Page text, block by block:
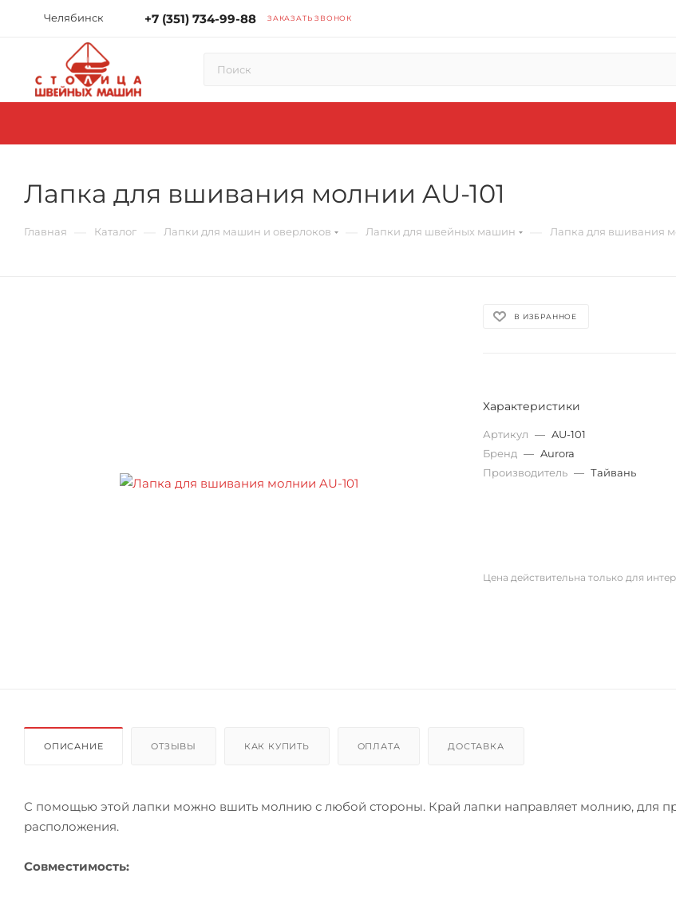
Челябинск +7 (351) 734-99-88 ЗАКАЗАТЬ ЗВОНОК
Лапка для вшивания молнии AU-101
Главная Каталог Лапки для машин и оверлоков Лапки для швейных машин Лапка для вшивания
В ИЗБРАННОЕ
Характеристики
Артикул — AU-101
Бренд — Aurora
Производитель — Тайвань
Цена действительна только для
ОПИСАНИЕ ОТЗЫВЫ КАК КУПИТЬ ОПЛАТА ДОСТАВКА
С помощью этой лапки можно вшить молнию с любой стороны. Край лапки направляет молнию, для
расположения.
Совместимость: